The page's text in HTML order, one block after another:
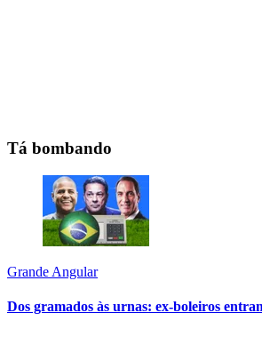
Tá bombando
Grande Angular
Dos gramados às urnas: ex-boleiros